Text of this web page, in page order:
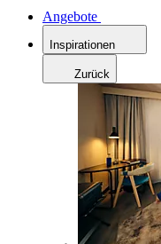
Angebote
Inspirationen
Zurück